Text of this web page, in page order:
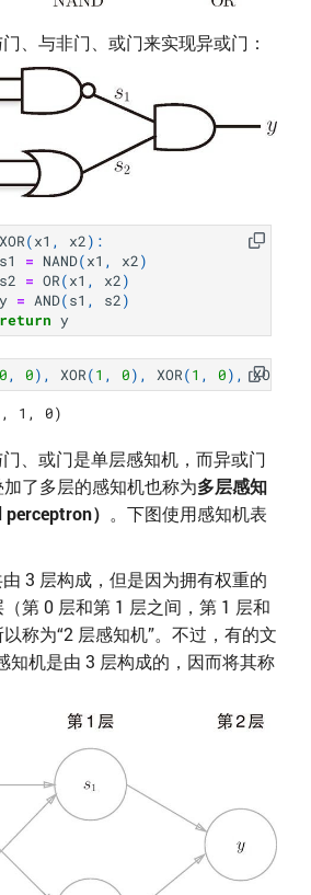
、与非门、或门来实现异或门：
XOR(x1 , x2):
s1
= NAND(x1 , x2)
s2 = OR(x1 , x2)
y = AND(s1 , s2)
return y
0, 0), XOR(1 , 0), XOR(1 , 0), XOR
1, 0)
、或门是单层感知机，而异或门
了多层的感知机也称为多层感知
） 。下图使用感知机表
3 层构成，但是因为拥有权重的
第 0 层和第 1 层之间，第 1 层和
称为“2 层感知机”。不过，有的文
知机是由 3 层构成的，因而将其称